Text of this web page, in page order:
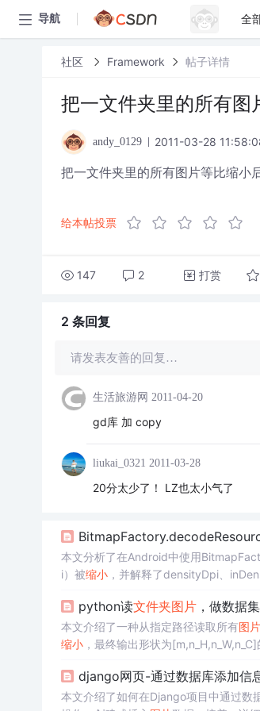
导航 全
社区 Framework 帖子详情
把一文件夹里的所有图
andy_0129 2011-03-28
把一文件夹里的所有图片等比缩小
给本帖投票
147 2 打赏
2 条回复
请发表友善的回复…
生活旅游网 2011-04-20
gd库 加 copy
liukai_0321 2011-03-28
20分太少了！ LZ也太小气了
本文分析了在Android中使用
i）被缩小，并解释了densityDpi、
python读文件夹图片，做数据集
本文介绍了一种从指定路径读取所有图片
缩小，最终输出形状为
django网页-通过数据库添加信
本文介绍了如何在Django项目中通过数